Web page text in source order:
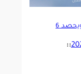
الفريق السعودي للتجديف يتألق قاريًا ويحصد 6
::